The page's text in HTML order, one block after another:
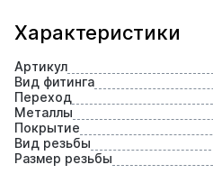
Характеристики
Артикул
Вид фитинга
Переход
Металлы
Покрытие
Вид резьбы
Размер резьбы